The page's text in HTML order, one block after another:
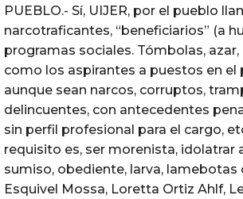
PUEBLO.- Sí, UIJER, por el pueblo
narcotraficantes, “beneficiarios” (a
programas sociales. Tómbolas,
como los aspirantes a puestos en el
aunque sean narcos, corruptos,
delincuentes, con antecedentes
sin perfil profesional para el cargo,
requisito es, ser morenista, idolatrar
sumiso, obediente, larva, lamebotas
Esquivel Mossa, Loretta Ortiz Ahlf,